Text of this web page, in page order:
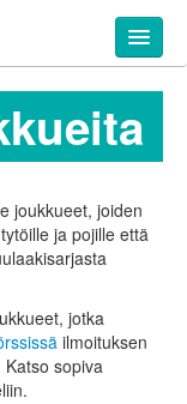
joukkueet, joiden
ja pojille että
jotka
ilmoituksen
sopiva